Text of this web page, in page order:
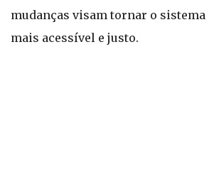
mudanças visam tornar o
mais acessível e justo.